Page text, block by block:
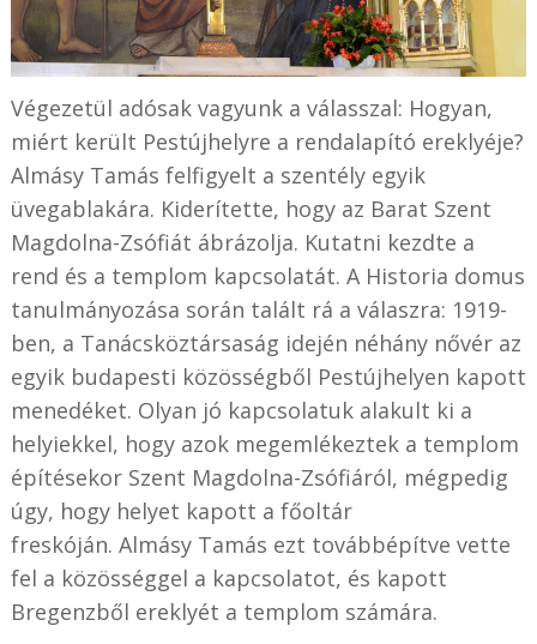
Végezetül adósak vagyunk a válasszal: Hogyan,
miért került Pestújhelyre a rendalapító ereklyéje?
Almásy Tamás felfigyelt a szentély egyik
üvegablakára. Kiderítette, hogy az Barat Szent
Magdolna-Zsófiát ábrázolja. Kutatni kezdte a
rend és a templom kapcsolatát. A Historia domus
tanulmányozása során talált rá a válaszra: 1919-
ben, a Tanácsköztársaság idején néhány nővér az
egyik budapesti közösségből Pestújhelyen kapott
menedéket. Olyan jó kapcsolatuk alakult ki a
helyiekkel, hogy azok megemlékeztek a templom
építésekor Szent Magdolna-Zsófiáról, mégpedig
úgy, hogy helyet kapott a főoltár
freskóján. Almásy Tamás ezt továbbépítve vette
fel a közösséggel a kapcsolatot, és kapott
Bregenzből ereklyét a templom számára.